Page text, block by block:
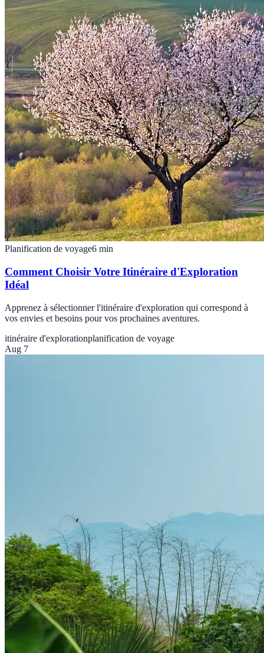
Planification de voyage6 min
Comment Choisir Votre Itinéraire d'Exploration
Idéal
Apprenez à sélectionner l'itinéraire d'exploration qui correspond à
vos envies et besoins pour vos prochaines aventures.
itinéraire d'explorationplanification de voyage
Aug 7